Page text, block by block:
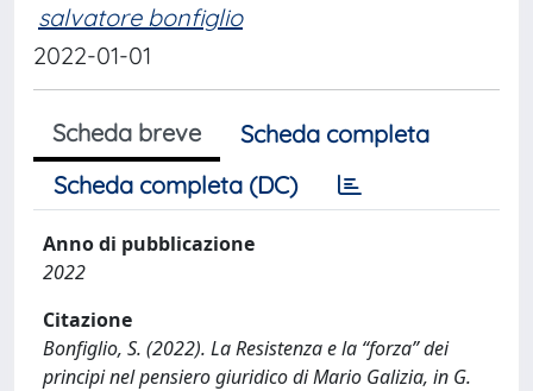
salvatore bonfiglio
2022-01-01
Scheda breve
Scheda completa
Scheda completa (DC)
Anno di pubblicazione
2022
Citazione
Bonfiglio, S. (2022). La Resistenza e la “forza” dei
principi nel pensiero giuridico di Mario Galizia, in G.